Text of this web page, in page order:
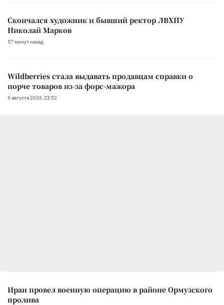
Скончался художник и бывший ректор ЛВХПУ
Николай Марков
57 минут назад
Wildberries стала выдавать продавцам справки о
порче товаров из-за форс-мажора
6 августа 2026, 23:52
Иран провел военную операцию в районе Ормузского
пролива